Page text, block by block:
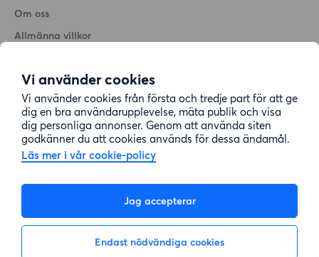
Vi använder cookies
Vi använder cookies från första och tredje part för att ge
dig en bra användarupplevelse, mäta publik och visa
dig personliga annonser. Genom att använda siten
godkänner du att cookies används för dessa ändamål.
Läs mer i vår cookie-policy
Jag accepterar
Endast nödvändiga cookies
Om oss
Allmänna villkor
Cookiepolicy
Sitemap
Kundtjänst
08-22 00 90
E-post: